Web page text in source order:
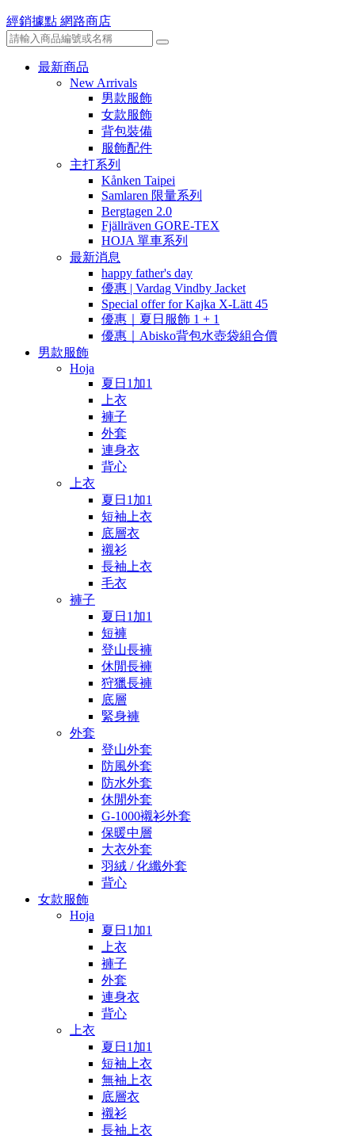
經銷據點 網路商店
最新商品
New Arrivals
男款服飾
女款服飾
背包裝備
服飾配件
主打系列
Kånken Taipei
Samlaren 限量系列
Bergtagen 2.0
Fjällräven GORE-TEX
HOJA 單車系列
最新消息
happy father's day
優惠 | Vardag Vindby Jacket
Special offer for Kajka X-Lätt 45
優惠｜夏日服飾 1 + 1
優惠｜Abisko背包水壺袋組合價
男款服飾
Hoja
夏日1加1
上衣
褲子
外套
連身衣
背心
上衣
夏日1加1
短袖上衣
底層衣
襯衫
長袖上衣
毛衣
褲子
夏日1加1
短褲
登山長褲
休閒長褲
狩獵長褲
底層
緊身褲
外套
登山外套
防風外套
防水外套
休閒外套
G-1000襯衫外套
保暖中層
大衣外套
羽絨 / 化纖外套
背心
女款服飾
Hoja
夏日1加1
上衣
褲子
外套
連身衣
背心
上衣
夏日1加1
短袖上衣
無袖上衣
底層衣
襯衫
長袖上衣